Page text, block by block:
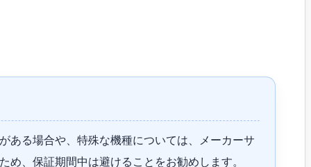
ある場合や、特殊な機種については、メーカーサ
、保証期間中は避けることをお勧めします。